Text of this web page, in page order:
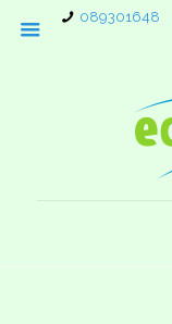
089301648